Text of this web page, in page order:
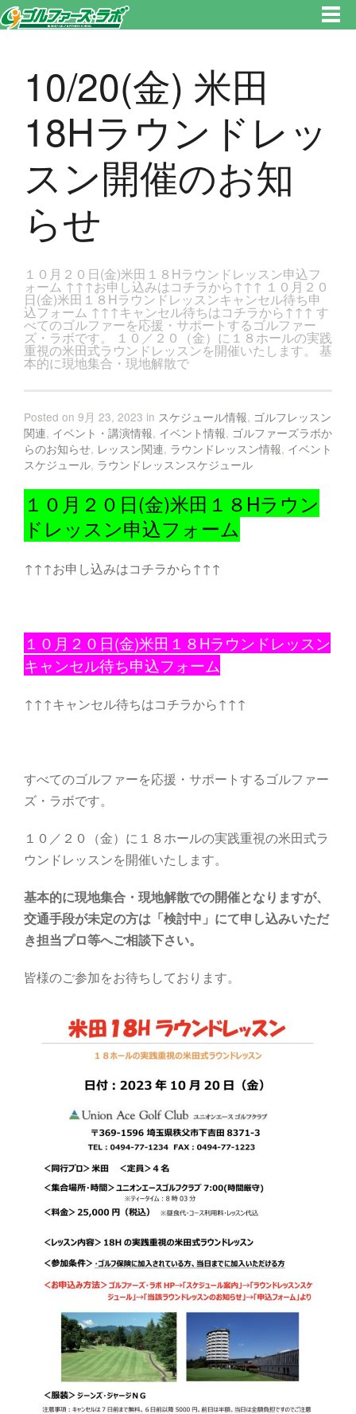
す。新宿区、若松河田で気軽にゴルフレッスン！
10/20(金) 米田
18Hラウンドレッ
スン開催のお知
らせ
１０月２０日(金)米田１８Hラウンドレッスン申込フ
ォーム ↑↑↑お申し込みはコチラから↑↑↑ １０月２０
日(金)米田１８Hラウンドレッスンキャンセル待ち申
込フォーム ↑↑↑キャンセル待ちはコチラから↑↑↑ す
べてのゴルファーを応援・サポートするゴルファー
ズ・ラボです。 １０／２０（金）に１８ホールの実践
重視の米田式ラウンドレッスンを開催いたします。 基
本的に現地集合・現地解散で
Posted on 9月 23, 2023 in スケジュール情報, ゴルフレッスン
関連, イベント・講演情報, イベント情報, ゴルファーズラボか
らのお知らせ, レッスン関連, ラウンドレッスン情報, イベント
スケジュール, ラウンドレッスンスケジュール
１０月２０日(金)米田１８Hラウン
ドレッスン申込フォーム
↑↑↑お申し込みはコチラから↑↑↑
１０月２０日(金)米田１８Hラウンドレッスン
キャンセル待ち申込フォーム
↑↑↑キャンセル待ちはコチラから↑↑↑
すべてのゴルファーを応援・サポートするゴルファー
ズ・ラボです。
１０／２０（金）に１８ホールの実践重視の米田式ラ
ウンドレッスンを開催いたします。
基本的に現地集合・現地解散での開催となりますが、
交通手段が未定の方は「検討中」にて申し込みいただ
き担当プロ等へご相談下さい。
皆様のご参加をお待ちしております。